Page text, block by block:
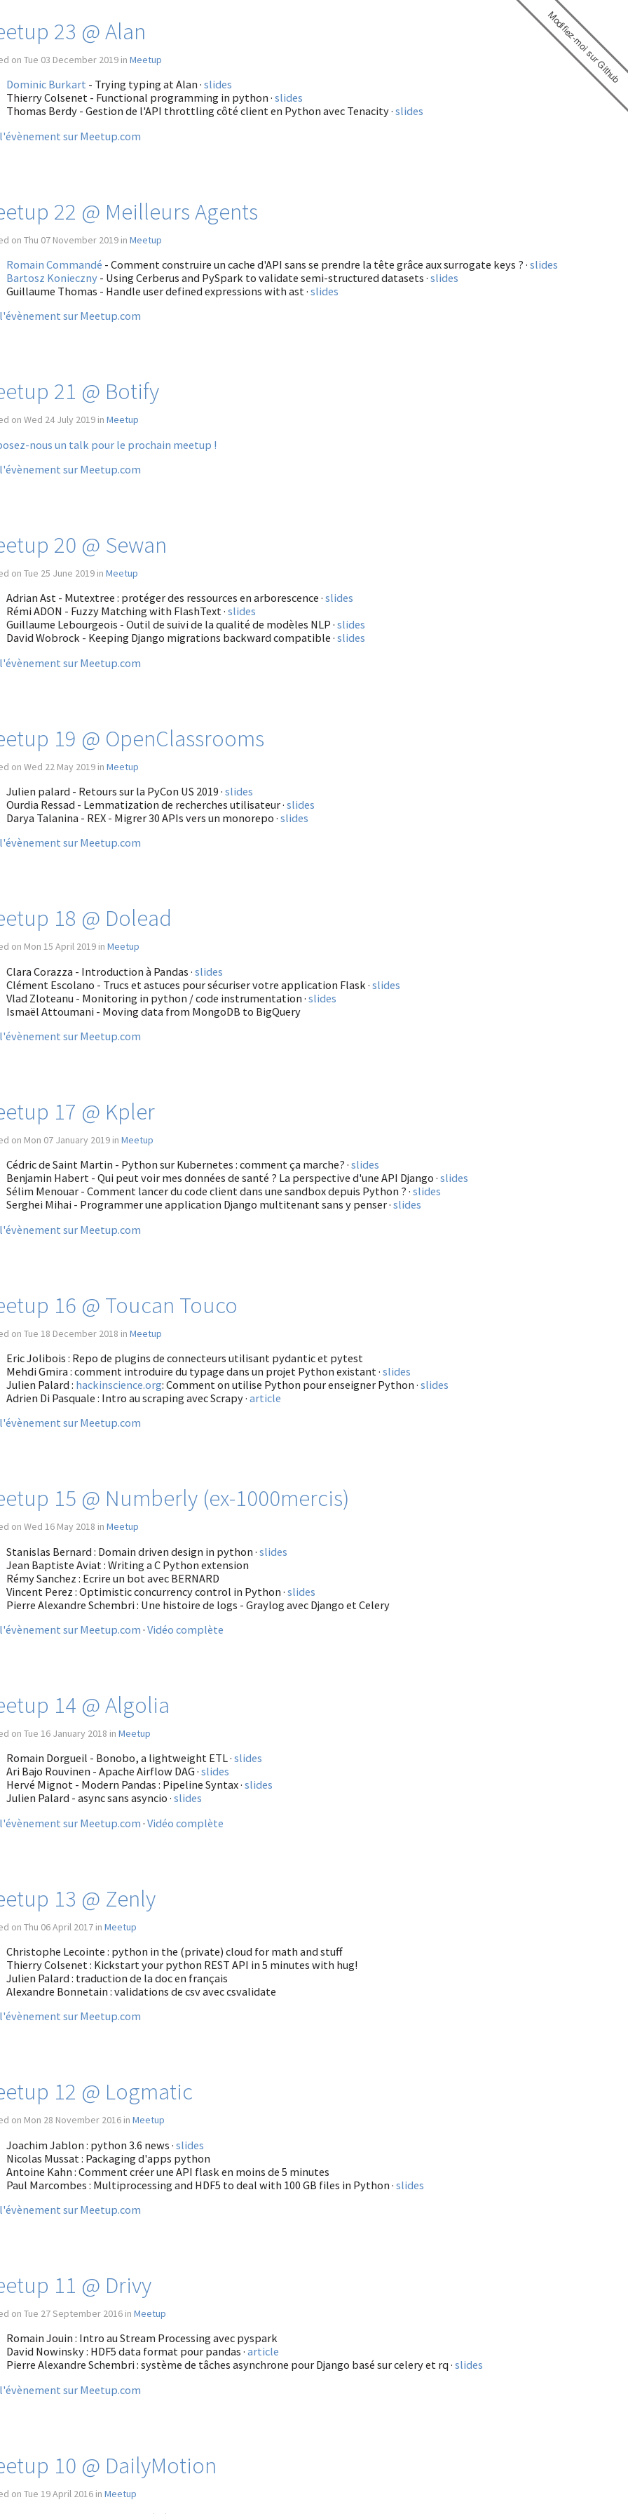
Modifiez-moi sur Github
23 @ Alan
on Tue 03 December 2019 in Meetup
Dominic Burkart - Trying typing at Alan · slides
Thierry Colsenet - Functional programming in python · slides
Thomas Berdy - Gestion de l'API throttling côté client en Python avec Tenacity · slides
sur Meetup.com
22 @ Meilleurs Agents
on Thu 07 November 2019 in Meetup
Romain Commandé - Comment construire un cache d'API sans se prendre la tête grâce aux surrogate keys ? · slides
Bartosz Konieczny- Using Cerberus and PySpark to validate semi-structured datasets · slides
Guillaume Thomas - Handle user defined expressions with ast · slides
sur Meetup.com
21 @ Botify
on Wed 24 July 2019 in Meetup
nous un talk pour le prochain meetup !
sur Meetup.com
20 @ Sewan
on Tue 25 June 2019 in Meetup
Adrian Ast - Mutextree : protéger des ressources en arborescence · slides
Rémi ADON - Fuzzy Matching with FlashText · slides
Guillaume Lebourgeois - Outil de suivi de la qualité de modèles NLP · slides
David Wobrock - Keeping Django migrations backward compatible · slides
sur Meetup.com
19 @ OpenClassrooms
on Wed 22 May 2019 in Meetup
Julien palard - Retours sur la PyCon US 2019 · slides
Ourdia Ressad - Lemmatization de recherches utilisateur · slides
Darya Talanina - REX - Migrer 30 APIs vers un monorepo · slides
sur Meetup.com
18 @ Dolead
on Mon 15 April 2019 in Meetup
Clara Corazza - Introduction à Pandas · slides
Clément Escolano - Trucs et astuces pour sécuriser votre application Flask · slides
Vlad Zloteanu - Monitoring in python / code instrumentation · slides
Ismaël Attoumani - Moving data from MongoDB to BigQuery
sur Meetup.com
17 @ Kpler
on Mon 07 January 2019 in Meetup
Cédric de Saint Martin - Python sur Kubernetes : comment ça marche? · slides
Benjamin Habert - Qui peut voir mes données de santé ? La perspective d'une API Django · slides
Sélim Menouar - Comment lancer du code client dans une sandbox depuis Python ? · slides
Serghei Mihai - Programmer une application Django multitenant sans y penser · slides
sur Meetup.com
16 @ Toucan Touco
on Tue 18 December 2018 in Meetup
Eric Jolibois : Repo de plugins de connecteurs utilisant pydantic et pytest
Mehdi Gmira : comment introduire du typage dans un projet Python existant · slides
Julien Palard : hackinscience.org: Comment on utilise Python pour enseigner Python · slides
Adrien Di Pasquale : Intro au scraping avec Scrapy · article
sur Meetup.com
15 @ Numberly (ex-1000mercis)
on Wed 16 May 2018 in Meetup
Stanislas Bernard : Domain driven design in python · slides
Jean Baptiste Aviat : Writing a C Python extension
Rémy Sanchez : Ecrire un bot avec BERNARD
Vincent Perez : Optimistic concurrency control in Python · slides
Pierre Alexandre Schembri : Une histoire de logs - Graylog avec Django et Celery
sur Meetup.com· Vidéo complète
14 @ Algolia
on Tue 16 January 2018 in Meetup
Romain Dorgueil - Bonobo, a lightweight ETL · slides
Ari Bajo Rouvinen - Apache Airflow DAG · slides
Hervé Mignot - Modern Pandas : Pipeline Syntax · slides
Julien Palard - async sans asyncio · slides
sur Meetup.com· Vidéo complète
13 @ Zenly
on Thu 06 April 2017 in Meetup
Christophe Lecointe : python in the (private) cloud for math and stuff
Thierry Colsenet : Kickstart your python REST API in 5 minutes with hug!
Julien Palard : traduction de la doc en français
Alexandre Bonnetain : validations de csv avec csvalidate
sur Meetup.com
12 @ Logmatic
on Mon 28 November 2016 in Meetup
Joachim Jablon : python 3.6 news · slides
Nicolas Mussat : Packaging d'apps python
Antoine Kahn : Comment créer une API flask en moins de 5 minutes
Paul Marcombes : Multiprocessing and HDF5 to deal with 100 GB files in Python · slides
sur Meetup.com
11 @ Drivy
on Tue 27 September 2016 in Meetup
Romain Jouin : Intro au Stream Processing avec pyspark
David Nowinsky : HDF5 data format pour pandas · article
Pierre Alexandre Schembri : système de tâches asynchrone pour Django basé sur celery et rq · slides
sur Meetup.com
10 @ DailyMotion
on Tue 19 April 2016 in Meetup